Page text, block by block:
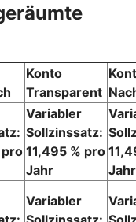
Konto
Transparent
pro
Variabler
Sollzinssatz:
11,495 % pro
Jahr
Jahr
Variabler